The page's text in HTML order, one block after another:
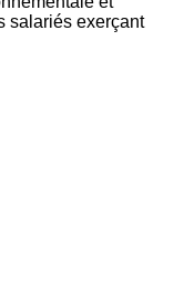
salariés exerçant